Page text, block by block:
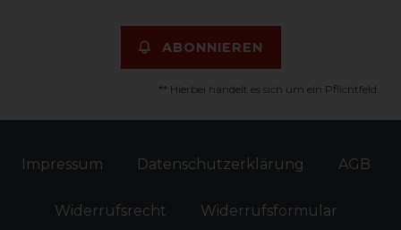
ABONNIEREN
** Hierbei handelt es sich um ein Pflichtfeld.
Impressum Daten­schutz­erklärung AGB
Widerrufs­recht Widerrufs­formular